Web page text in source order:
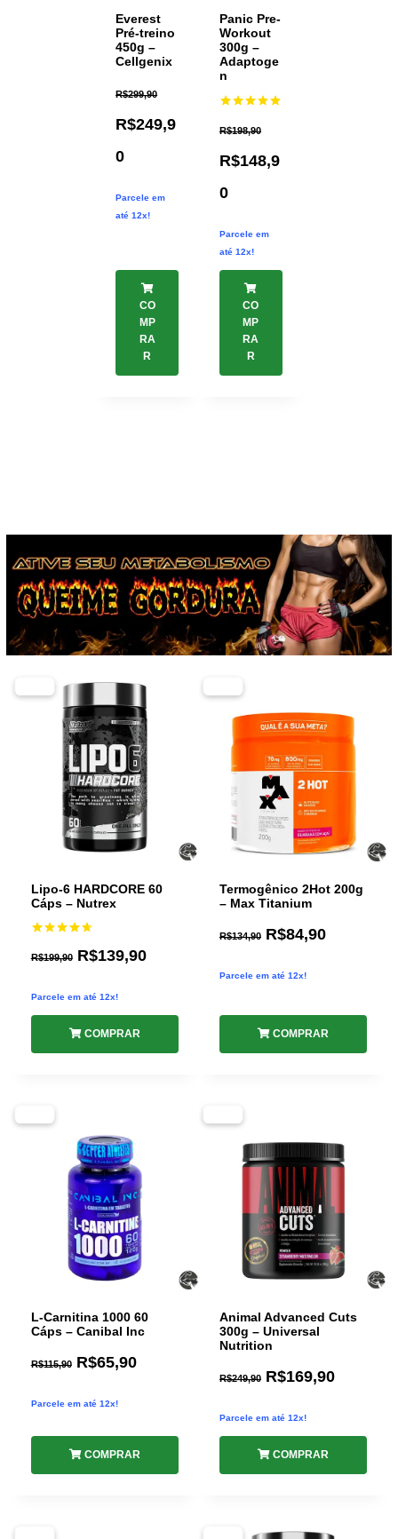
Everest
Pré-treino
450g –
Cellgenix
R$299,90
R$249,9
0
Parcele em
até 12x!
CO
MP
RA
R
Panic Pre-
Workout
300g –
Adaptoge
n
5.00
R$198,90
R$148,9
0
Parcele em
até 12x!
CO
MP
RA
R
Lipo-6 HARDCORE 60
Cáps – Nutrex
4.67
R$199,90 R$139,90
Parcele em até 12x!
COMPRAR
Termogênico 2Hot 200g
– Max Titanium
R$134,90 R$84,90
Parcele em até 12x!
COMPRAR
L-Carnitina 1000 60
Cáps – Canibal Inc
R$115,90 R$65,90
Parcele em até 12x!
COMPRAR
Animal Advanced Cuts
300g – Universal
Nutrition
R$249,90 R$169,90
Parcele em até 12x!
COMPRAR